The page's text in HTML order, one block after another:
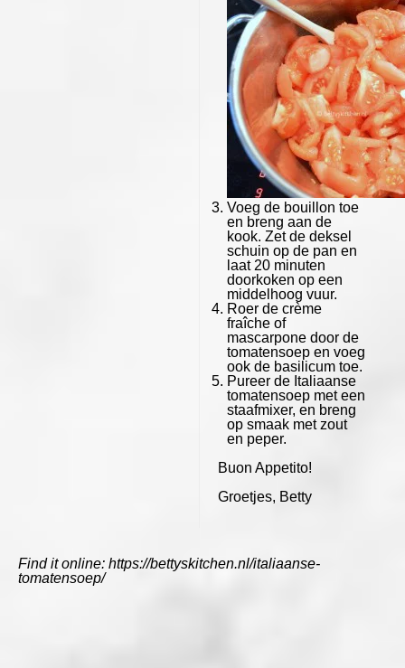
Voeg de bouillon toe
en breng aan de
kook. Zet de deksel
schuin op de pan en
laat 20 minuten
doorkoken op een
middelhoog vuur.
Roer de crème
fraîche of
mascarpone door de
tomatensoep en voeg
ook de basilicum toe.
Pureer de Italiaanse
tomatensoep met een
staafmixer, en breng
op smaak met zout
en peper.
Buon Appetito!
Groetjes, Betty
Find it online: https://bettyskitchen.nl/italiaanse-
tomatensoep/